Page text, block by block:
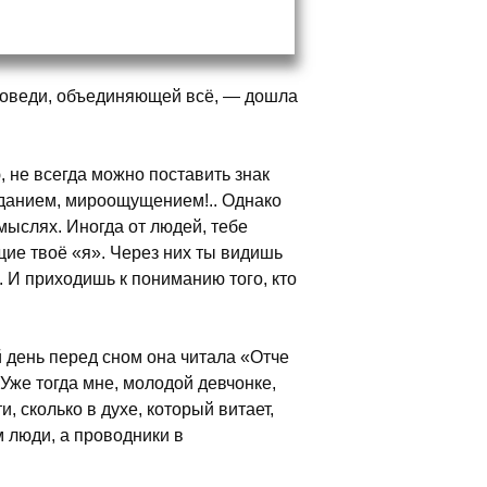
объединяющей всё, — дошла
всегда можно поставить знак
мироощущением!.. Однако
Иногда от людей, тебе
твоё «я». Через них ты видишь
И приходишь к пониманию того, кто
перед сном она читала «Отче
тогда мне, молодой девчонке,
сколько в духе, который витает,
люди, а проводники в